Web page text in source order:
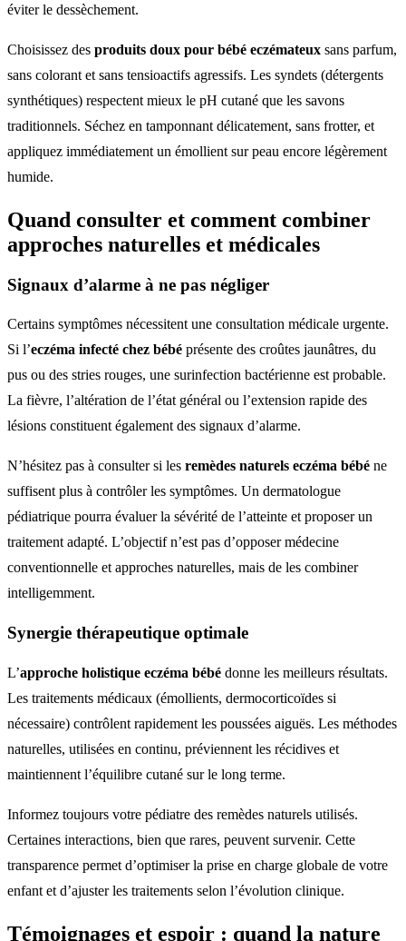
éviter le dessèchement.
Choisissez des produits doux pour bébé eczémateux sans parfum,
sans colorant et sans tensioactifs agressifs. Les syndets (détergents
synthétiques) respectent mieux le pH cutané que les savons
traditionnels. Séchez en tamponnant délicatement, sans frotter, et
appliquez immédiatement un émollient sur peau encore légèrement
humide.
Quand consulter et comment combiner
approches naturelles et médicales
Signaux d’alarme à ne pas négliger
Certains symptômes nécessitent une consultation médicale urgente.
Si l’eczéma infecté chez bébé présente des croûtes jaunâtres, du
pus ou des stries rouges, une surinfection bactérienne est probable.
La fièvre, l’altération de l’état général ou l’extension rapide des
lésions constituent également des signaux d’alarme.
N’hésitez pas à consulter si les remèdes naturels eczéma bébé ne
suffisent plus à contrôler les symptômes. Un dermatologue
pédiatrique pourra évaluer la sévérité de l’atteinte et proposer un
traitement adapté. L’objectif n’est pas d’opposer médecine
conventionnelle et approches naturelles, mais de les combiner
intelligemment.
Synergie thérapeutique optimale
L’approche holistique eczéma bébé donne les meilleurs résultats.
Les traitements médicaux (émollients, dermocorticoïdes si
nécessaire) contrôlent rapidement les poussées aiguës. Les méthodes
naturelles, utilisées en continu, préviennent les récidives et
maintiennent l’équilibre cutané sur le long terme.
Informez toujours votre pédiatre des remèdes naturels utilisés.
Certaines interactions, bien que rares, peuvent survenir. Cette
transparence permet d’optimiser la prise en charge globale de votre
enfant et d’ajuster les traitements selon l’évolution clinique.
Témoignages et espoir : quand la nature